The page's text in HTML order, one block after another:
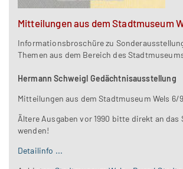
Mitteilungen aus dem Stadtmuseum
Informationsbroschüre zu
Themen aus dem Bereich des
Hermann Schweigl Gedächtnisausstellung
Mitteilungen aus dem Stadtmuseum Wels 6/
Ältere Ausgaben vor 1990 bitte direkt an das
wenden!
Detailinfo ...